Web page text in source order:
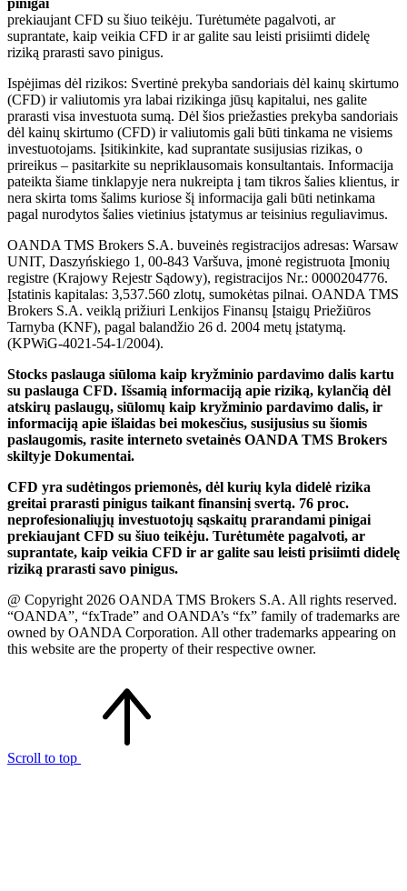
prekiaujant CFD su šiuo teikėju. Turėtumėte pagalvoti, ar
suprantate, kaip veikia CFD ir ar galite sau leisti prisiimti didelę
riziką prarasti savo pinigus.
Ispėjimas dėl rizikos: Svertinė prekyba sandoriais dėl kainų skirtumo
(CFD) ir valiutomis yra labai rizikinga jūsų kapitalui, nes galite
prarasti visa investuota sumą. Dėl šios priežasties prekyba sandoriais
dėl kainų skirtumo (CFD) ir valiutomis gali būti tinkama ne visiems
investuotojams. Įsitikinkite, kad suprantate susijusias rizikas, o
prireikus – pasitarkite su nepriklausomais konsultantais. Informacija
pateikta šiame tinklapyje nera nukreipta į tam tikros šalies klientus, ir
nera skirta toms šalims kuriose šį informacija gali būti netinkama
pagal nurodytos šalies vietinius įstatymus ar teisinius reguliavimus.
OANDA TMS Brokers S.A. buveinės registracijos adresas: Warsaw
UNIT, Daszyńskiego 1, 00-843 Varšuva, įmonė registruota Įmonių
registre (Krajowy Rejestr Sądowy), registracijos Nr.: 0000204776.
Įstatinis kapitalas: 3,537.560 zlotų, sumokėtas pilnai. OANDA TMS
Brokers S.A. veiklą prižiuri Lenkijos Finansų Įstaigų Priežiūros
Tarnyba (KNF), pagal balandžio 26 d. 2004 metų įstatymą.
(KPWiG-4021-54-1/2004).
Stocks paslauga siūloma kaip kryžminio pardavimo dalis kartu
su paslauga CFD. Išsamią informaciją apie riziką, kylančią dėl
atskirų paslaugų, siūlomų kaip kryžminio pardavimo dalis, ir
informaciją apie išlaidas bei mokesčius, susijusius su šiomis
paslaugomis, rasite interneto svetainės OANDA TMS Brokers
skiltyje Dokumentai.
CFD yra sudėtingos priemonės, dėl kurių kyla didelė rizika
greitai prarasti pinigus taikant finansinį svertą. 76 proc.
neprofesionaliųjų investuotojų sąskaitų prarandami pinigai
prekiaujant CFD su šiuo teikėju. Turėtumėte pagalvoti, ar
suprantate, kaip veikia CFD ir ar galite sau leisti prisiimti didelę
riziką prarasti savo pinigus.
@ Copyright 2026 OANDA TMS Brokers S.A. All rights reserved.
“OANDA”, “fxTrade” and OANDA’s “fx” family of trademarks are
owned by OANDA Corporation. All other trademarks appearing on
this website are the property of their respective owner.
Scroll to top